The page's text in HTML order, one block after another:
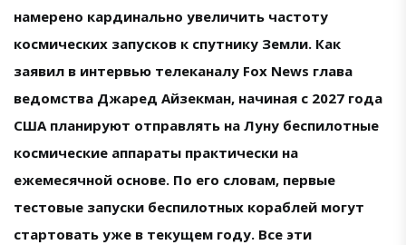
намерено кардинально увеличить частоту
космических запусков к спутнику Земли. Как
заявил в интервью телеканалу Fox News глава
ведомства Джаред Айзекман, начиная с 2027 года
США планируют отправлять на Луну беспилотные
космические аппараты практически на
ежемесячной основе. По его словам, первые
тестовые запуски беспилотных кораблей могут
стартовать уже в текущем году. Все эти